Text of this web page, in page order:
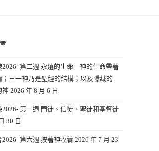
2026- 第二週 永遠的生命—神的生命帶著
；三一神乃是聖經的結構；以及隱藏的
神 2026 年 8 月 6 日
2026- 第一週 門徒、信徒、聖徒和基督徒
30 日
2026- 第六週 按著神牧養2026 年 7 月 23